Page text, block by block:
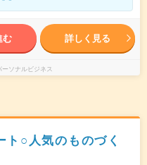
む 詳しく見る
ソナルビジネス
ト○人気のものづく